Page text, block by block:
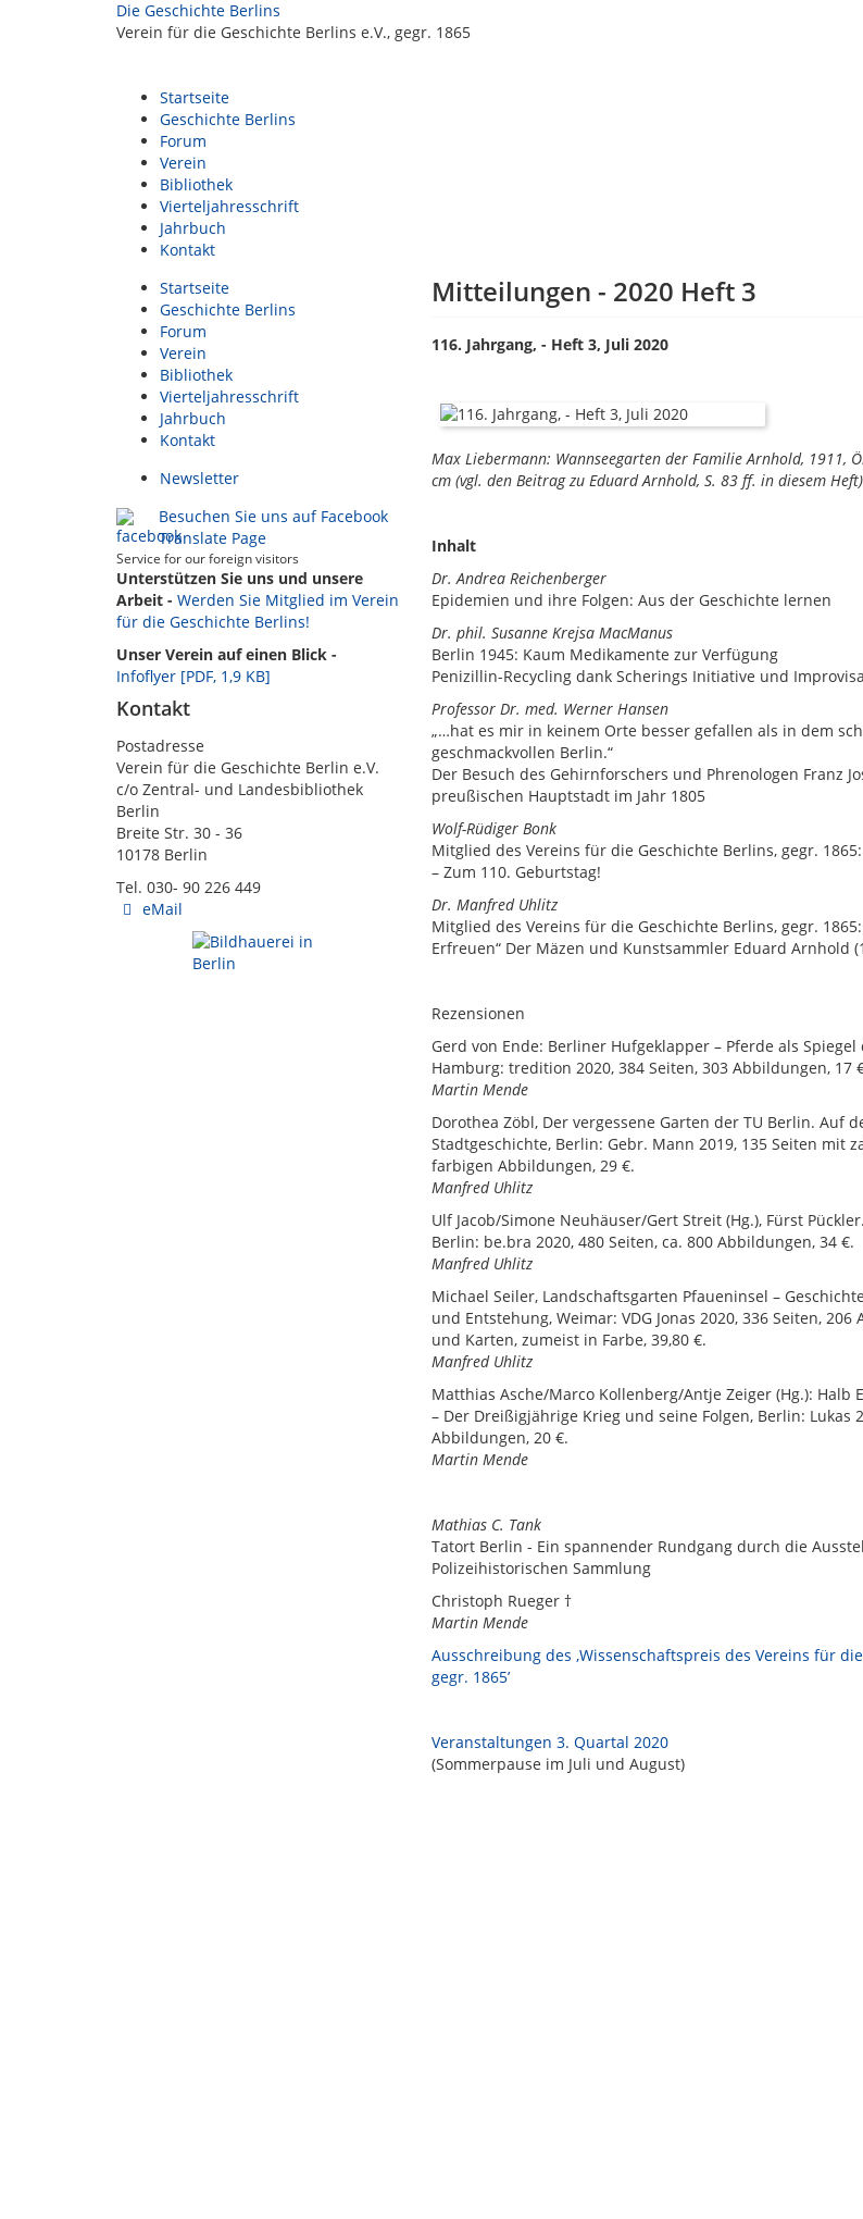
Die Geschichte Berlins
Verein für die Geschichte Berlins e.V., gegr. 1865
Startseite
Geschichte Berlins
Forum
Verein
Bibliothek
Vierteljahresschrift
Jahrbuch
Kontakt
Startseite
Geschichte Berlins
Forum
Verein
Bibliothek
Vierteljahresschrift
Jahrbuch
Kontakt
Newsletter
Besuchen Sie uns auf Facebook
Translate Page
Service for our foreign visitors
Unterstützen Sie uns und unsere
Arbeit - Werden Sie Mitglied im Verein
für die Geschichte Berlins!
Unser Verein auf einen Blick -
Infoflyer [PDF, 1,9 KB]
Kontakt
Postadresse
Verein für die Geschichte Berlin e.V.
c/o Zentral- und Landesbibliothek
Berlin
Breite Str. 30 - 36
10178 Berlin
Tel. 030- 90 226 449
eMail
Mitteilungen - 2020 Heft 3
116. Jahrgang, - Heft 3, Juli 2020
Max Liebermann: Wannseegarten der Familie Arnhold, 1911,
cm (vgl. den Beitrag zu Eduard Arnhold, S. 83 ff. in diesem Heft)
Inhalt
Dr. Andrea Reichenberger
Epidemien und ihre Folgen: Aus der Geschichte lernen
Dr. phil. Susanne Krejsa MacManus
Berlin 1945: Kaum Medikamente zur Verfügung
Penizillin-Recycling dank Scherings Initiative und
Professor Dr. med. Werner Hansen
„…hat es mir in keinem Orte besser gefallen als in dem
geschmackvollen Berlin.“
Der Besuch des Gehirnforschers und Phrenologen Franz
preußischen Hauptstadt im Jahr 1805
Wolf-Rüdiger Bonk
Mitglied des Vereins für die Geschichte Berlins, gegr.
– Zum 110. Geburtstag!
Dr. Manfred Uhlitz
Mitglied des Vereins für die Geschichte Berlins, gegr.
Erfreuen“ Der Mäzen und Kunstsammler Eduard Arnhold
Rezensionen
Gerd von Ende: Berliner Hufgeklapper – Pferde als
Hamburg: tredition 2020, 384 Seiten, 303 Abbildungen, 17
Martin Mende
Dorothea Zöbl, Der vergessene Garten der TU Berlin. Auf
Stadtgeschichte, Berlin: Gebr. Mann 2019, 135 Seiten mit
farbigen Abbildungen, 29 €.
Manfred Uhlitz
Ulf Jacob/Simone Neuhäuser/Gert Streit (Hg.), Fürst
Berlin: be.bra 2020, 480 Seiten, ca. 800 Abbildungen, 34 €.
Manfred Uhlitz
Michael Seiler, Landschaftsgarten Pfaueninsel –
und Entstehung, Weimar: VDG Jonas 2020, 336 Seiten, 206
und Karten, zumeist in Farbe, 39,80 €.
Manfred Uhlitz
Matthias Asche/Marco Kollenberg/Antje Zeiger (Hg.): Halb
– Der Dreißigjährige Krieg und seine Folgen, Berlin: Lukas
Abbildungen, 20 €.
Martin Mende
Mathias C. Tank
Tatort Berlin - Ein spannender Rundgang durch die
Polizeihistorischen Sammlung
Christoph Rueger †
Martin Mende
Ausschreibung des ‚Wissenschaftspreis des Vereins für
gegr. 1865’
Veranstaltungen 3. Quartal 2020
(Sommerpause im Juli und August)